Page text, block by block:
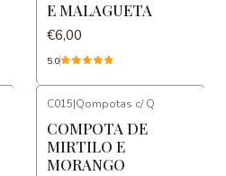
E MALAGUETA
€6,00
5.0
C015|Qompotas c/ Q
COMPOTA DE
MIRTILO E
MORANGO